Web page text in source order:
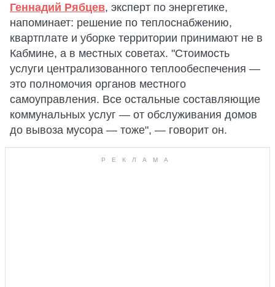
Геннадий Рябцев, эксперт по энергетике,
напоминает: решение по теплоснабжению,
квартплате и уборке территории принимают не в
Кабмине, а в местных советах. "Стоимость
услуги централизованного теплообеспечения —
это полномочия органов местного
самоуправления. Все остальные составляющие
коммунальных услуг — от обслуживания домов
до вывоза мусора — тоже", — говорит он.